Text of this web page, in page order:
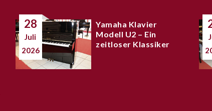
28
Juli
2026
Yamaha Klavier
Modell U2 – Ein
zeitloser Klassiker